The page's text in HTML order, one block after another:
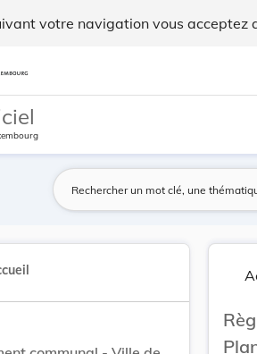
votre navigation vous acceptez